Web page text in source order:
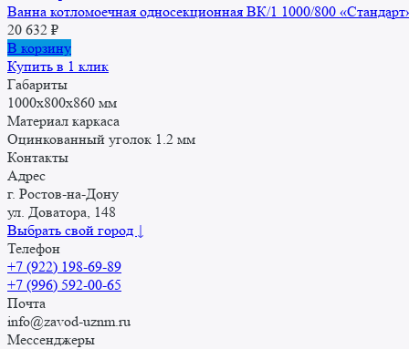
Ванна котломоечная односекционная ВК/1 1000/800
20 632 ₽
В корзину
Купить в 1 клик
Габариты
1000x800x860 мм
Материал каркаса
Оцинкованный уголок 1.2 мм
Контакты
Адрес
г. Ростов-на-Дону
ул. Доватора, 148
Выбрать свой город ↓
Телефон
+7 (922) 198-69-89
+7 (996) 592-00-65
Почта
info@zavod-uznm.ru
Мессенджеры